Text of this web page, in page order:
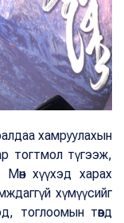
хамруулахын
тогтмол түгээж,
хүүхэд харах
хүмүүсийг
тоглоомын төвд